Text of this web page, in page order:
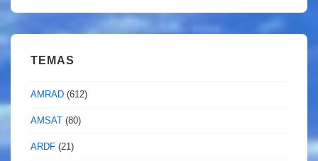
TEMAS
AMRAD (612)
AMSAT (80)
ARDF (21)